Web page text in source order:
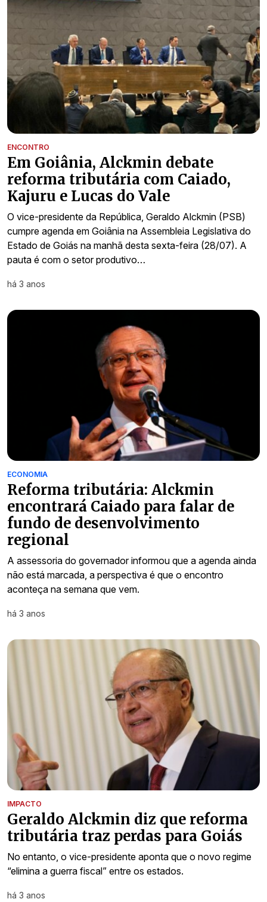
ENCONTRO
Em Goiânia, Alckmin debate
reforma tributária com Caiado,
Kajuru e Lucas do Vale
O vice-presidente da República, Geraldo Alckmin (PSB)
cumpre agenda em Goiânia na Assembleia Legislativa do
Estado de Goiás na manhã desta sexta-feira (28/07). A
pauta é com o setor produtivo…
há 3 anos
ECONOMIA
Reforma tributária: Alckmin
encontrará Caiado para falar de
fundo de desenvolvimento
regional
A assessoria do governador informou que a agenda ainda
não está marcada, a perspectiva é que o encontro
aconteça na semana que vem.
há 3 anos
IMPACTO
Geraldo Alckmin diz que reforma
tributária traz perdas para Goiás
No entanto, o vice-presidente aponta que o novo regime
“elimina a guerra fiscal” entre os estados.
há 3 anos